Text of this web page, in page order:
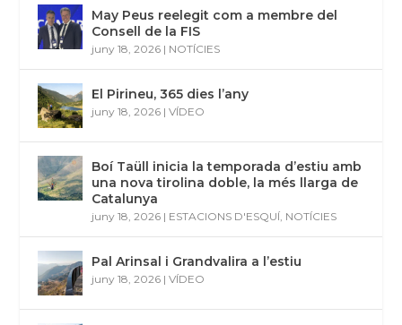
May Peus reelegit com a membre del
Consell de la FIS
juny 18, 2026 | NOTÍCIES
El Pirineu, 365 dies l’any
juny 18, 2026 |VÍDEO
Boí Taüll inicia la temporada d’estiu amb
una nova tirolina doble, la més llarga de
Catalunya
juny 18, 2026 | ESTACIONS D'ESQUÍ, NOTÍCIES
Pal Arinsal i Grandvalira a l’estiu
juny 18, 2026 |VÍDEO